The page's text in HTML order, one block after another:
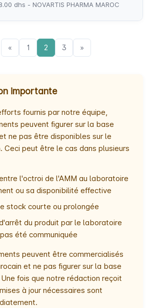
dhs - NOVARTIS PHARMA MAROC
« 1 2 3 »
importante
fournis par notre équipe,
peuvent figurer sur la base
ne pas être disponibles sur le
Ceci peut être le cas dans plusieurs
l'octroi de l'AMM au laboratoire
ou sa disponibilité effective
stock courte ou prolongée
du produit par le laboratoire
été communiquée
peuvent être commercialisés
et ne pas figurer sur la base
fois que notre rédaction reçoit
à jour nécessaires sont